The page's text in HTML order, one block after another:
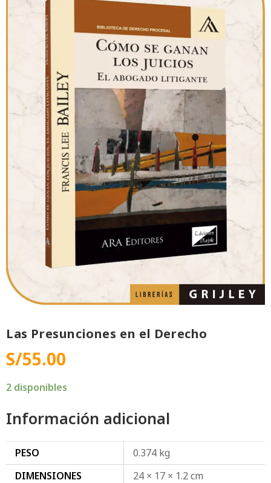
Las Presunciones en el Derecho
S/55.00
2 disponibles
Información adicional
PESO
0.374 kg
DIMENSIONES
24 × 17 × 1.2 cm